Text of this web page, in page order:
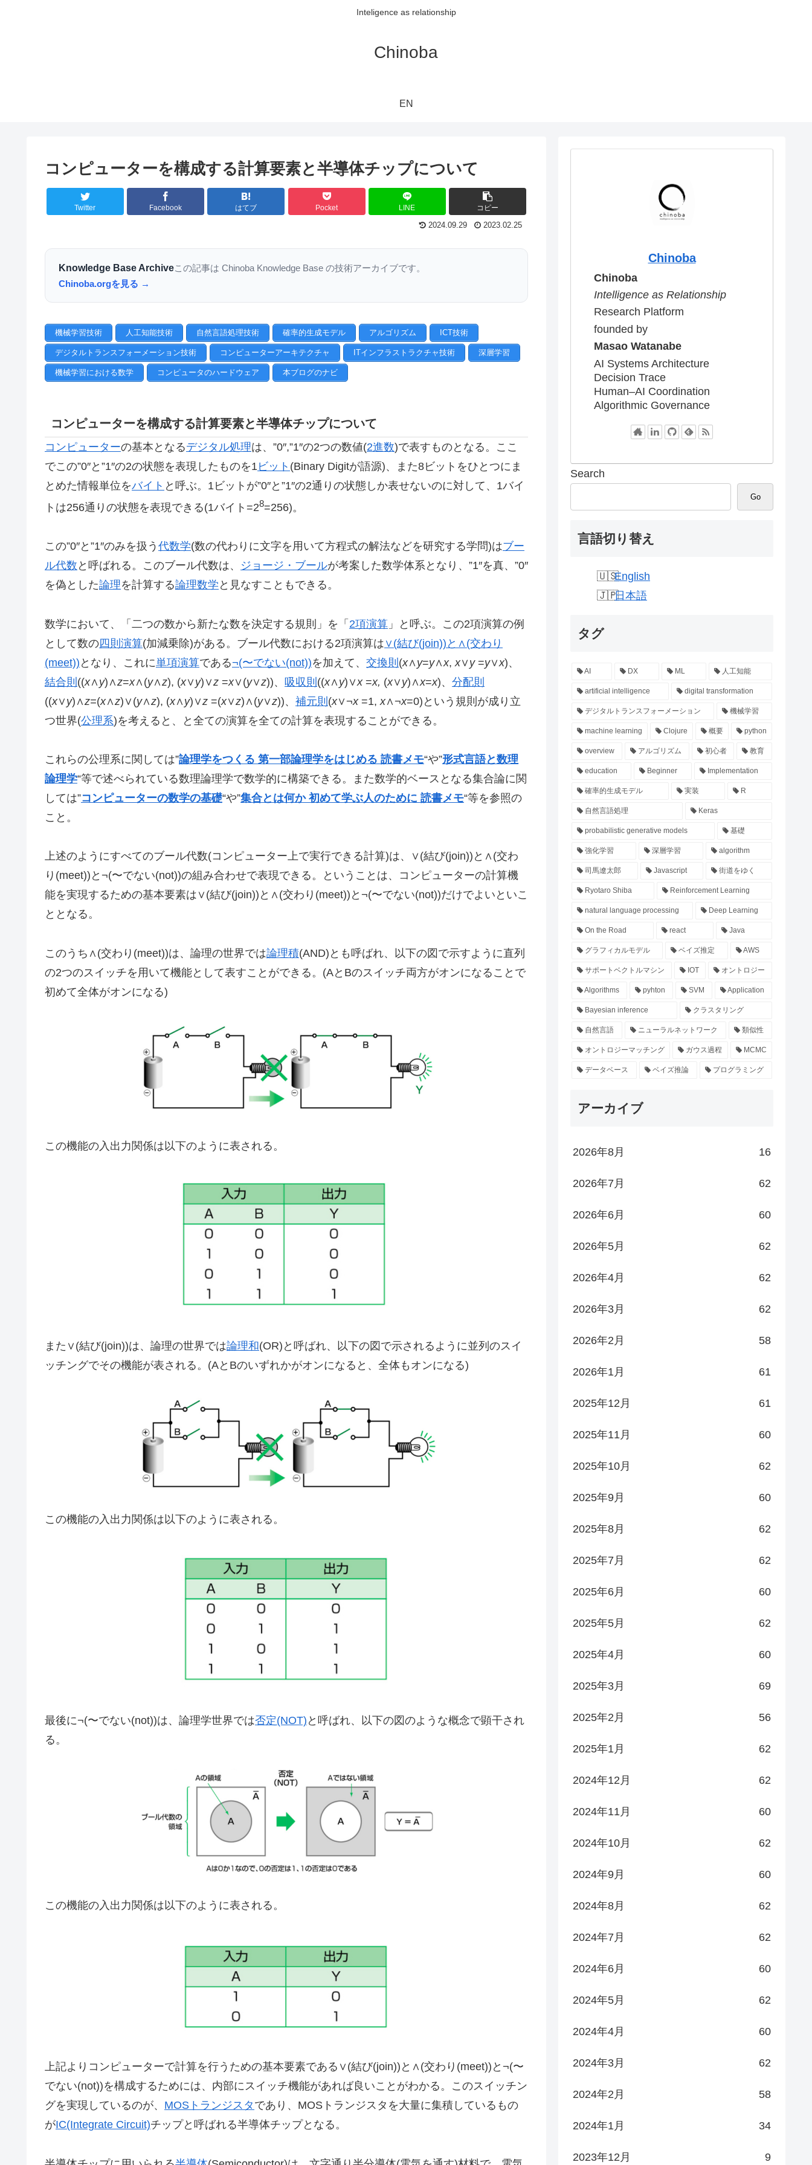
Inteligence as relationship
Chinoba
EN
コンピューターを構成する計算要素と半導体チップについて
Twitter Facebook はてブ Pocket LINE コピー
2024.09.29 2023.02.25
Knowledge Base Archiveこの記事は Chinoba Knowledge Base の技術アーカイブです。
Chinoba.orgを見る →
機械学習技術 人工知能技術 自然言語処理技術 確率的生成モデル アルゴリズム ICT技術
デジタルトランスフォーメーション技術 コンピューターアーキテクチャ ITインフラストラクチャ技術 深層学習
機械学習における数学 コンピュータのハードウェア 本ブログのナビ
コンピューターを構成する計算要素と半導体チップについて
コンピューターの基本となるデジタル処理は、”0″,”1″の2つの数値(2進数)で表すものとなる。ここ
でこの”0″と”1″の2の状態を表現したものを1 ビット (Binary Digitが語源)、また8ビットをひとつにま
とめた情報単位をバイト と呼ぶ。1ビットが”0″と”1″の2通りの状態しか表せないのに対して、1バイ
トは256通りの状態を表現できる(1バイト=28=256)。
この”0″と”1″のみを扱う 代数学(数の代わりに文字を用いて方程式の解法などを研究する学問)はブー
ル代数 と呼ばれる。このブール代数は、 ジョージ・ブールが考案した数学体系となり、”1″を真、”0″
を偽とした論理を計算する論理数学 と見なすこともできる。
数学において、「二つの数から新たな数を決定する規則」を「 2項演算 」と呼ぶ。この2項演算の例
として数の四則演算(加減乗除)がある。ブール代数における2項演算は∨(結び(join))と∧(交わり
(meet)) となり、これに単項演算である¬(〜でない(not))を加えて、 交換則 (x∧ y=y∧x, x∨ y=y∨x)、
結合則 ((x∧ y)∧z=x∧(y∧z), (x∨ y)∨z =x∨(y∨z))、 吸収則 ((x∧ y)∨x=x, (x∨ y)∧x=x)、 分配則
((x∨ y)∧z=(x∧z)∨(y∧z), (x∧ y)∨z =(x∨z)∧(y∨z))、 補元則 (x∨¬x=1, x∧¬x=0)という規則が成り立
つ世界(公理系)を考えると、と全ての演算を全ての計算を表現することができる。
これらの公理系に関しては”論理学をつくる 第一部論理学をはじめる 読書メモ“や”形式言語と数理
論理学“等で述べられている数理論理学で数学的に構築できる。また数学的ベースとなる集合論に関
しては”コンピューターの数学の基礎“や”集合とは何か 初めて学ぶ人のために 読書メモ“等を参照の
こと。
上述のようにすべてのブール代数(コンピューター上で実行できる計算)は、∨(結び(join))と∧(交わ
り(meet))と¬(〜でない(not))の組み合わせで表現できる。ということは、コンピューターの計算機
能を実現するための基本要素は∨(結び(join))と∧(交わり(meet))と¬(〜でない(not))だけでよいといこ
ととなる。
このうち∧(交わり(meet))は、論理の世界では論理積(AND)とも呼ばれ、以下の図で示すように直列
の2つのスイッチを用いて機能として表すことができる。(AとBのスイッチ両方がオンになることで
初めて全体がオンになる)
この機能の入出力関係は以下のように表される。
また∨(結び(join))は、論理の世界では論理和(OR)と呼ばれ、以下の図で示されるように並列のスイ
ッチングでその機能が表される。(AとBのいずれかがオンになると、全体もオンになる)
この機能の入出力関係は以下のように表される。
最後に¬(〜でない(not))は、論理学世界では否定(NOT) と呼ばれ、以下の図のような概念で顕干され
る。
この機能の入出力関係は以下のように表される。
上記よりコンピューターで計算を行うための基本要素である∨(結び(join))と∧(交わり(meet))と¬(〜
でない(not))を構成するためには、内部にスイッチ機能があれば良いことがわかる。このスイッチン
グを実現しているのが、 MOSトランジスタ であり、MOSトランジスタを大量に集積しているもの
がIC(Integrate Circuit)チップと呼ばれる半導体チップとなる。
Chinoba
Chinoba
Intelligence as Relationship
Research Platform
founded by
Masao Watanabe
AI Systems Architecture
Decision Trace
Human–AI Coordination
Algorithmic Governance
Search
Go
言語切り替え
English
日本語
タグ
AI DX ML 人工知能
artificial intelligence digital transformation
デジタルトランスフォーメーション 機械学習
machine learning Clojure 概要 python
overview アルゴリズム 初心者 教育
education Beginner Implementation
確率的生成モデル 実装 R
自然言語処理 Keras
probabilistic generative models 基礎
強化学習 深層学習 algorithm
司馬遼太郎 Javascript 街道をゆく
Ryotaro Shiba Reinforcement Learning
natural language processing Deep Learning
On the Road react Java
グラフィカルモデル ベイズ推定 AWS
サポートベクトルマシン IOT オントロジー
Algorithms pyhton SVM Application
Bayesian inference クラスタリング
自然言語 ニューラルネットワーク 類似性
オントロジーマッチング ガウス過程 MCMC
データベース ベイズ推論 プログラミング
アーカイブ
2026年8月 16
2026年7月 62
2026年6月 60
2026年5月 62
2026年4月 62
2026年3月 62
2026年2月 58
2026年1月 61
2025年12月 61
2025年11月 60
2025年10月 62
2025年9月 60
2025年8月 62
2025年7月 62
2025年6月 60
2025年5月 62
2025年4月 60
2025年3月 69
2025年2月 56
2025年1月 62
2024年12月 62
2024年11月 60
2024年10月 62
2024年9月 60
2024年8月 62
2024年7月 62
2024年6月 60
2024年5月 62
2024年4月 60
2024年3月 62
2024年2月 58
2024年1月 34
2023年12月 9